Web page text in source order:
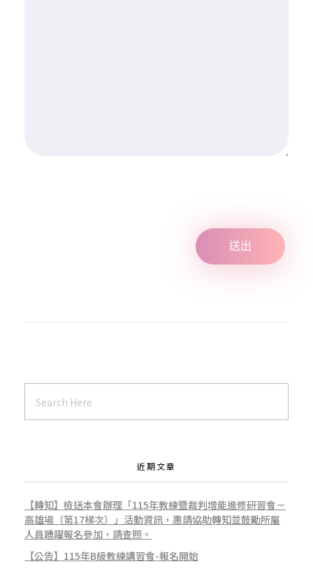
業
修
課
近期文章
【轉知】檢送本會辦理「115年教練暨裁判增能進修研習會－
高雄場（第17梯次）」活動資訊，惠請協助轉知並鼓勵所屬
人員踴躍報名參加，請查照。
【公告】115年B級教練講習會-報名開始